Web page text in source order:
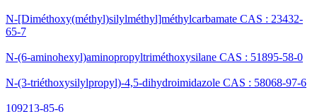
N-[Diméthoxy(méthyl)silylméthyl]méthylcarbamate CAS : 23432-
65-7
N-(6-aminohexyl)aminopropyltriméthoxysilane CAS : 51895-58-0
N-(3-triéthoxysilylpropyl)-4,5-dihydroimidazole CAS : 58068-97-6
109213-85-6